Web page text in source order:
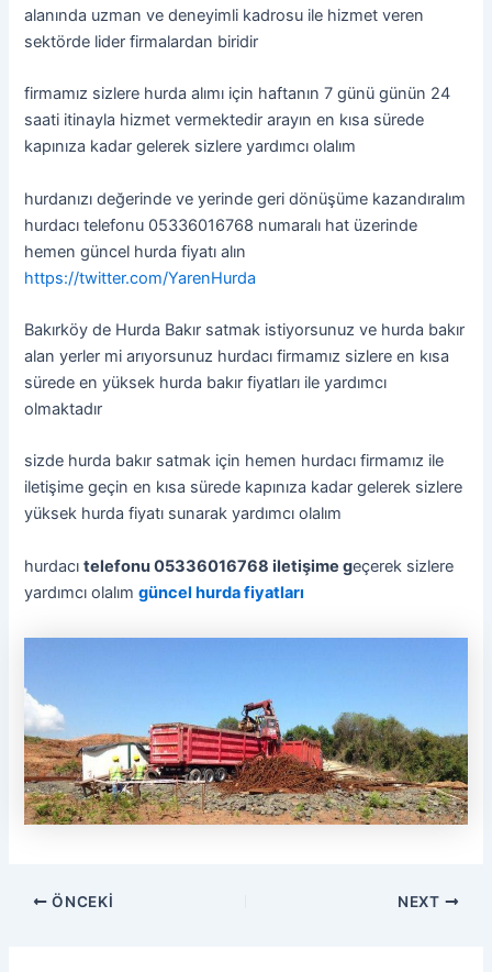
alanında uzman ve deneyimli kadrosu ile hizmet veren
sektörde lider firmalardan biridir
firmamız sizlere hurda alımı için haftanın 7 günü günün 24
saati itinayla hizmet vermektedir arayın en kısa sürede
kapınıza kadar gelerek sizlere yardımcı olalım
hurdanızı değerinde ve yerinde geri dönüşüme kazandıralım
hurdacı telefonu 05336016768 numaralı hat üzerinde
hemen güncel hurda fiyatı alın
https://twitter.com/YarenHurda
Bakırköy de Hurda Bakır satmak istiyorsunuz ve hurda bakır
alan yerler mi arıyorsunuz hurdacı firmamız sizlere en kısa
sürede en yüksek hurda bakır fiyatları ile yardımcı
olmaktadır
sizde hurda bakır satmak için hemen hurdacı firmamız ile
iletişime geçin en kısa sürede kapınıza kadar gelerek sizlere
yüksek hurda fiyatı sunarak yardımcı olalım
hurdacıtelefonu 05336016768 iletişime geçerek sizlere
yardımcı olalımgüncel hurda fiyatları
ÖNCEKI NEXT